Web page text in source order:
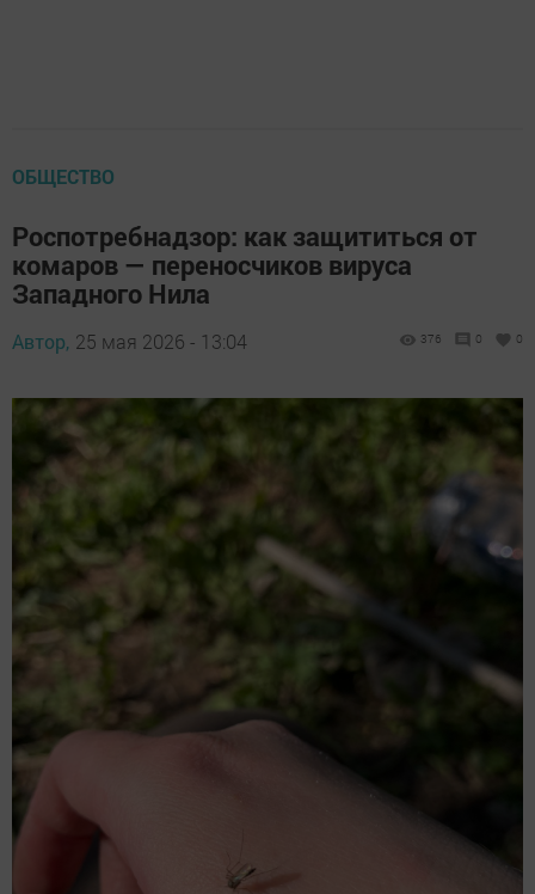
ОБЩЕСТВО
Роспотребнадзор: как защититься от
комаров — переносчиков вируса
Западного Нила
Автор, 25 мая 2026 - 13:04 376 0 0